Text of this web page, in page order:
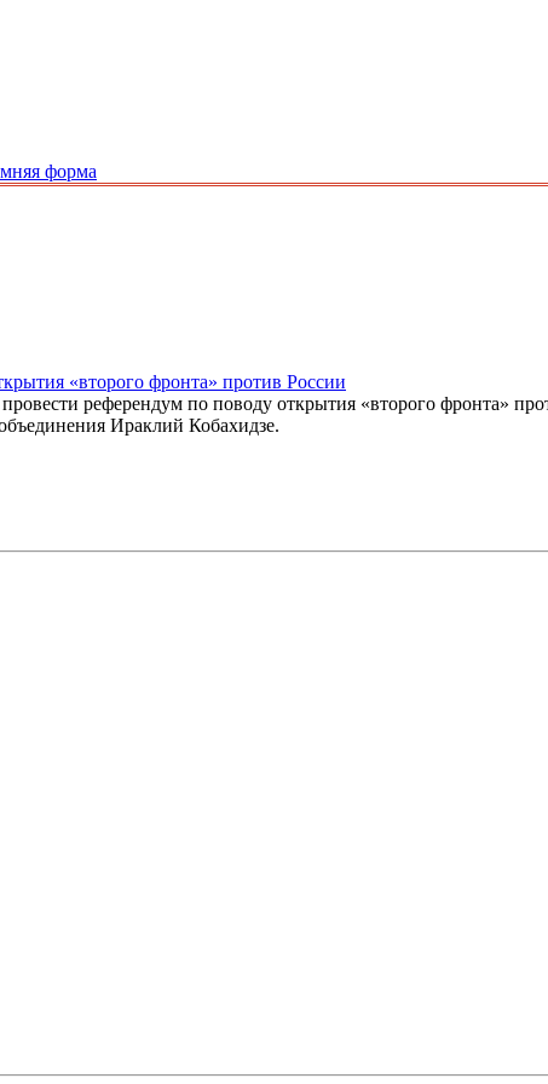
форма
«второго фронта» против России
референдум по поводу открытия «второго фронта»
Ираклий Кобахидзе.